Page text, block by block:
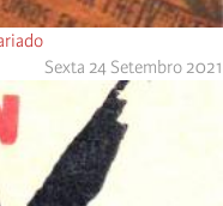
Sexta 24 Setembro 2021